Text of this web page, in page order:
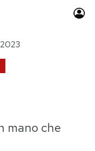
mano che